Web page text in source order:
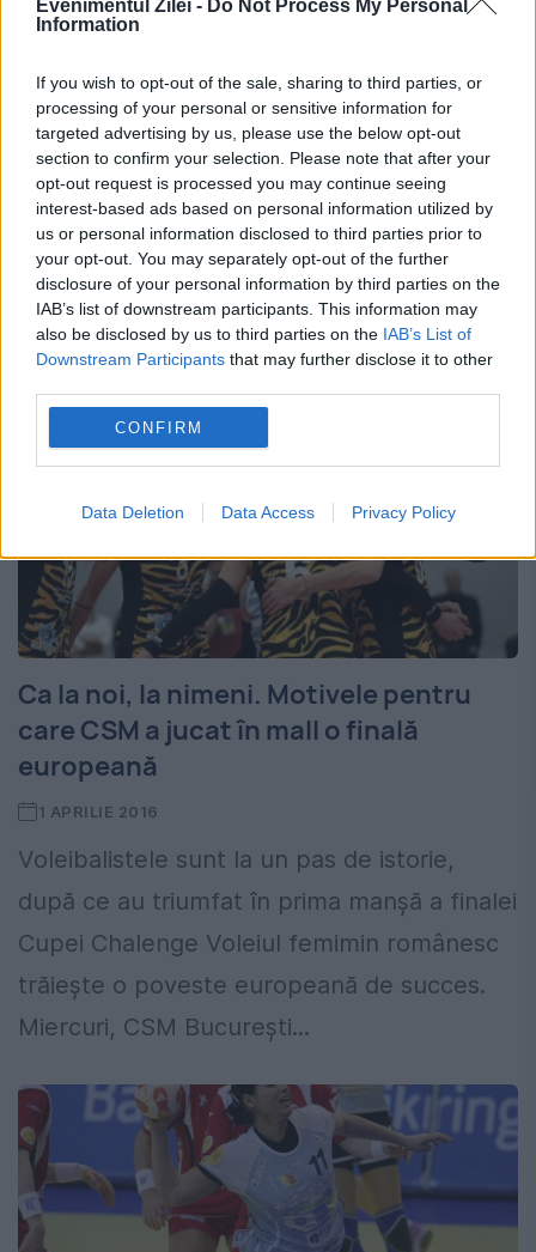
Evenimentul Zilei - Do Not Process My Personal
Information
If you wish to opt-out of the sale, sharing to third parties, or
processing of your personal or sensitive information for
targeted advertising by us, please use the below opt-out
section to confirm your selection. Please note that after your
opt-out request is processed you may continue seeing
interest-based ads based on personal information utilized by
us or personal information disclosed to third parties prior to
your opt-out. You may separately opt-out of the further
disclosure of your personal information by third parties on the
IAB’s list of downstream participants. This information may
also be disclosed by us to third parties on the IAB’s List of
Downstream Participants that may further disclose it to other
CONFIRM
Data Deletion Data Access Privacy Policy
Ligii Campionilor
9 APRILIE 2016
Handbalistele de la CSM Bucureşti au
câştigat partida disputată, astăzi, cu
rusoaicele de la Rostov Don, scor 29-28, şi
s-au calificat în Final Four. CSM Bucureşti a
reuşit o victorie...
Ca la noi, la nimeni. Motivele pentru
care CSM a jucat în mall o finală
europeană
1 APRILIE 2016
Voleibalistele sunt la un pas de istorie,
după ce au triumfat în prima manșă a finalei
Cupei Chalenge Voleiul femimin românesc
trăiește o poveste europeană de succes.
Miercuri, CSM București...